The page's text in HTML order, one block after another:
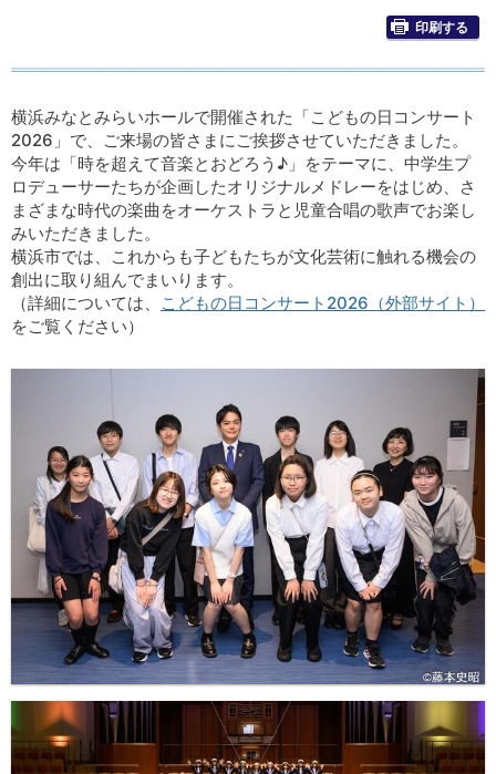
印刷する
横浜みなとみらいホールで開催された「こどもの日コンサート
2026」で、ご来場の皆さまにご挨拶させていただきました。
今年は「時を超えて音楽とおどろう♪」をテーマに、中学生プ
ロデューサーたちが企画したオリジナルメドレーをはじめ、さ
まざまな時代の楽曲をオーケストラと児童合唱の歌声でお楽し
みいただきました。
横浜市では、これからも子どもたちが文化芸術に触れる機会の
創出に取り組んでまいります。
（詳細については、
こどもの日コンサート2026（外部サイト）
をご覧ください）